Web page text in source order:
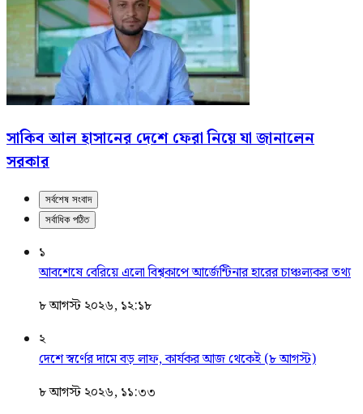
সাকিব আল হাসানের দেশে ফেরা নিয়ে যা জানালেন
সরকার
সর্বশেষ সংবাদ
সর্বাধিক পঠিত
১
আবশেষে বেরিয়ে এলো বিশ্বকাপে আর্জেন্টিনার হারের চাঞ্চল্যকর তথ্য
৮ আগস্ট ২০২৬, ১২:১৮
২
দেশে স্বর্ণের দামে বড় লাফ, কার্যকর আজ থেকেই (৮ আগস্ট)
৮ আগস্ট ২০২৬, ১১:৩৩